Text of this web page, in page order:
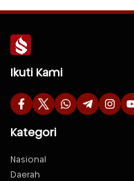
Ikuti Kami
Kategori
Nasional
Daerah